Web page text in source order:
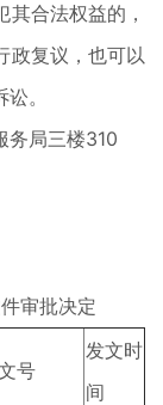
合法权益的，
政复议，也可以
。
局三楼310
审批决定
号
发文时
间